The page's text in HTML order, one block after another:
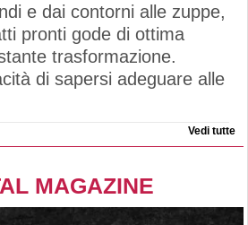
e dai contorni alle zuppe,
pronti gode di ottima
trasformazione.
di sapersi adeguare alle
Vedi tutte
MAGAZINE